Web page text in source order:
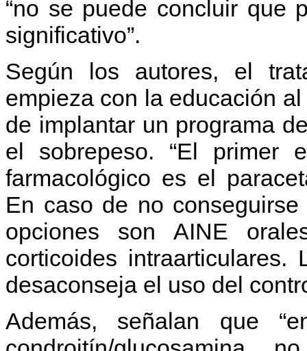
“no se puede concluir que
significativo”.
Según los autores, el
empieza con la educación
de implantar un programa
el sobrepeso. “El primer
farmacológico es el
En caso de no
opciones son AINE
corticoides
desaconseja el uso del
Además, señalan que